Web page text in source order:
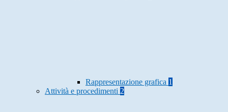
Rappresentazione grafica 1
Attività e procedimenti 2